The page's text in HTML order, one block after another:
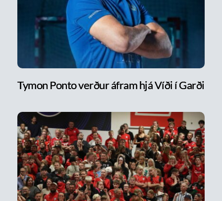
Tymon Ponto verður áfram hjá Víði í Garði